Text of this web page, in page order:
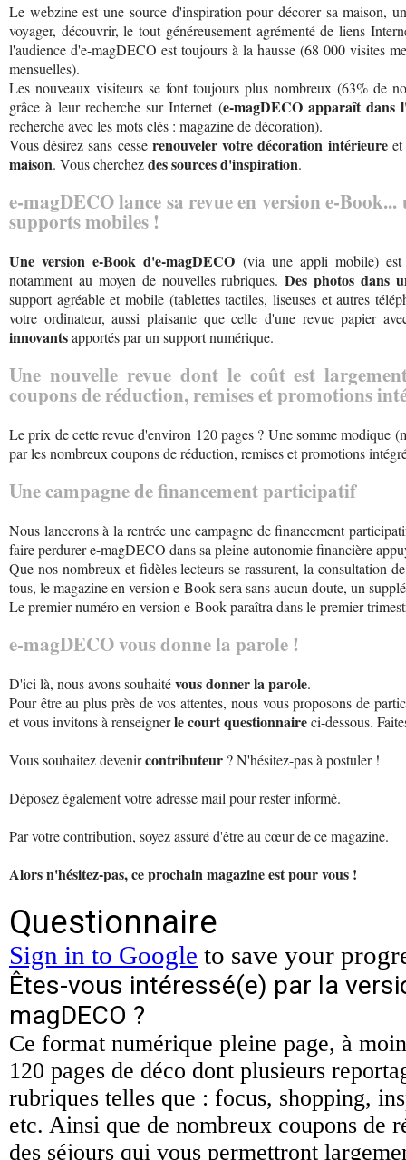
Le webzine est une source d'inspiration pour décorer sa maison,
voyager, découvrir, le tout généreusement agrémenté de liens
l'audience d'e-magDECO est toujours à la hausse (68 000 visites
mensuelles).
Les nouveaux visiteurs se font toujours plus nombreux (63% de
grâce à leur recherche sur Internet (e-magDECO apparaît dans
recherche avec les mots clés : magazine de décoration).
Vous désirez sans cesse renouveler votre décoration intérieureet
maison. Vous cherchezdes sources d'inspiration.
e-magDECO lance sa revue en version e-
supports mobiles !
Une version e-Book d'e-magDECO (via une appli mobile)
notamment au moyen de nouvelles rubriques.Des photos dans
support agréable et mobile (tablettes tactiles, liseuses et autres
votre ordinateur, aussi plaisante que celle d'une revue papier
innovantsapportés par un support numérique.
Une nouvelle revue dont le coût est
coupons de réduction, remises et promotions
Le prix de cette revue d'environ 120 pages ? Une somme modique
par les nombreux coupons de réduction, remises et promotions
Une campagne de financement participatif
Nous lancerons à la rentrée une campagne de financement
faire perdurer e-magDECO dans sa pleine autonomie financière
Que nos nombreux et fidèles lecteurs se rassurent, la consultation
tous, le magazine en version e-Book sera sans aucun doute, un
Le premier numéro en version e-Book paraîtra dans le premier
e-magDECO vous donne la parole !
D'ici là, nous avons souhaitévous donner la parole.
Pour être au plus près de vos attentes, nous vous proposons de
et vous invitons à renseignerle court questionnaireci-dessous.
Vous souhaitez devenircontributeur ? N'hésitez-pas à postuler !
Déposez également votre adresse mail pour rester informé.
Par votre contribution, soyez assuré d'être au cœur de ce magazine.
Alors n'hésitez-pas, ce prochain magazine est pour vous !